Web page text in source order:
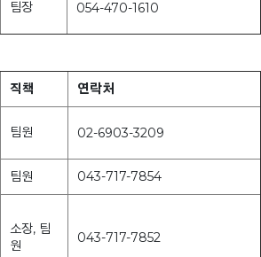
팀장 054-470-1610
직책 연락처
팀원 02-6903-3209
팀원 043-717-7854
소장, 팀
원
043-717-7852